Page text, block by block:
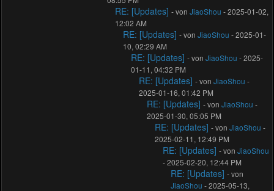
RE: [Updates] - vonJiaoShou - 2025-01-02,
12:02 AM
RE: [Updates] - vonJiaoShou - 2025-01-
10, 02:29 AM
RE: [Updates] - vonJiaoShou - 2025-
01-11, 04:32 PM
RE: [Updates] - vonJiaoShou -
2025-01-16, 01:42 PM
RE: [Updates] - vonJiaoShou -
2025-01-30, 05:05 PM
RE: [Updates] - vonJiaoShou -
2025-02-11, 12:49 PM
RE: [Updates] - vonJiaoShou
- 2025-02-20, 12:44 PM
RE: [Updates] - von
JiaoShou - 2025-05-13,